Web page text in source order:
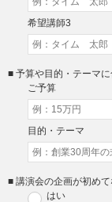
希望講師3
■ 予算や目的・テーマ
ご予算
目的・テーマ
■ 講演会の企画が初め
はい